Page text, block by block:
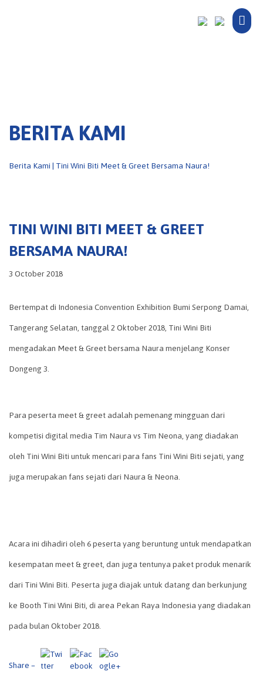
BERITA KAMI
Berita Kami | Tini Wini Biti Meet & Greet Bersama Naura!
TINI WINI BITI MEET & GREET
BERSAMA NAURA!
3 October 2018
Bertempat di Indonesia Convention Exhibition Bumi Serpong Damai,
Tangerang Selatan, tanggal 2 Oktober 2018, Tini Wini Biti
mengadakan Meet & Greet bersama Naura menjelang Konser
Dongeng 3.
Para peserta meet & greet adalah pemenang mingguan dari
kompetisi digital media Tim Naura vs Tim Neona, yang diadakan
oleh Tini Wini Biti untuk mencari para fans Tini Wini Biti sejati, yang
juga merupakan fans sejati dari Naura & Neona.
Acara ini dihadiri oleh 6 peserta yang beruntung untuk mendapatkan
kesempatan meet & greet, dan juga tentunya paket produk menarik
dari Tini Wini Biti. Peserta juga diajak untuk datang dan berkunjung
ke Booth Tini Wini Biti, di area Pekan Raya Indonesia yang diadakan
pada bulan Oktober 2018.
Share –
http://tiniwi
nibiti.id/beri
meet-greet-
naura">